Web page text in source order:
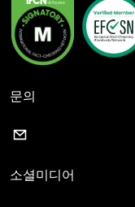
문의
소셜미디어